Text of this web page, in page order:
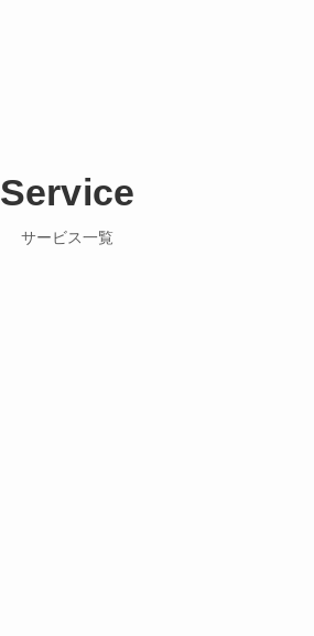
Service
サービス一覧